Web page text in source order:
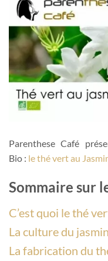
Parenthese Café
Bio : le thé vert au
Sommaire sur
C’est quoi le thé
La culture du
La fabrication du